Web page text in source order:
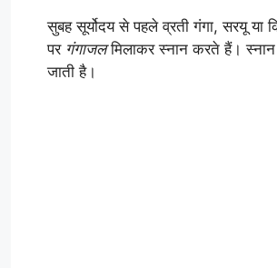
सुबह सूर्योदय से पहले व्रती गंगा, सरयू
पर गंगाजलमिलाकर स्नान करते हैं। स्नान
जाती है।